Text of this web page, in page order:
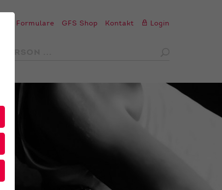
Formulare GFS Shop Kontakt Login